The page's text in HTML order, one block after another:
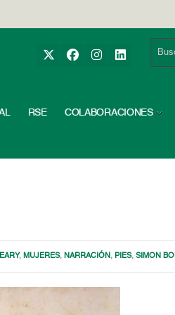
RSE COLABORACIONES
, MUJERES, NARRACIÓN , PIES,SIMON